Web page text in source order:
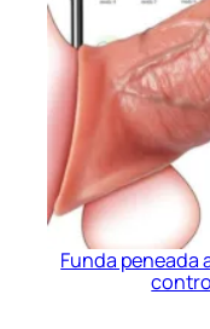
Funda peneada